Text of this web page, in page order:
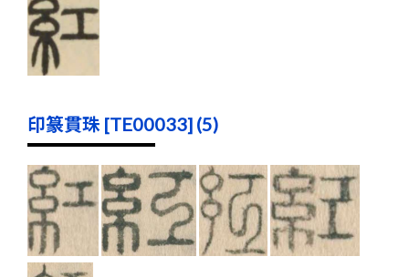
印篆貫珠 [TE00033] (5)